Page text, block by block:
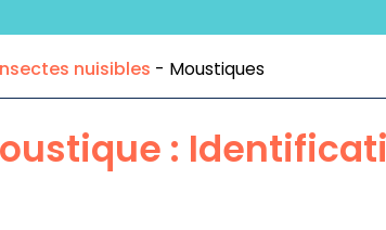
nuisibles - Moustiques
: